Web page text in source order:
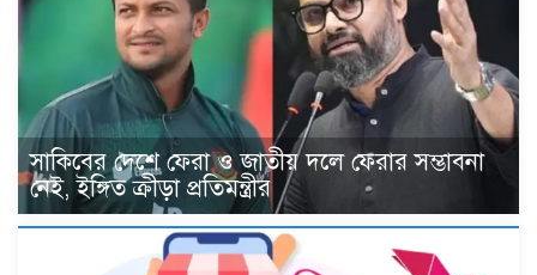
সাকিবের দেশে ফেরা ও জাতীয় দলে ফেরার সম্ভাবনা
নেই, ইঙ্গিত ক্রীড়া প্রতিমন্ত্রীর